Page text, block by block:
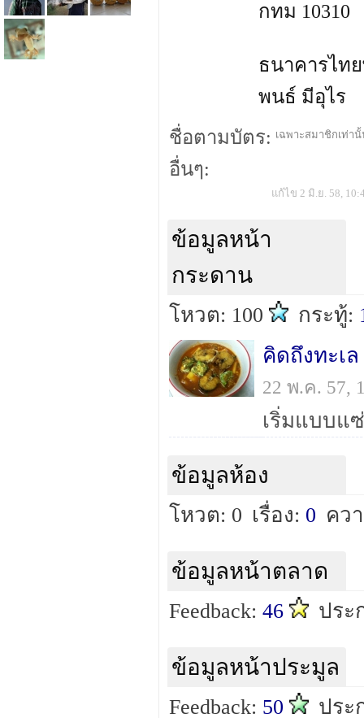
กทม 10310
ธนาคารไท
พนธ์ มีอุไร
ชื่อตามบัตร: เฉพาะสมาชิกเท่า
อื่นๆ:
แก้ไข 2 มิ.ย. 58,
ข้อมูลหน้า
กระดาน
โหวต: 100 กระทู้:
คิดถึงทะเ
22 พ.ค. 57,
เริ่มแบบแ
ข้อมูลห้อง
โหวต: 0 เรื่อง: 0 คว
ข้อมูลหน้าตลาด
Feedback: 46 ปร
ข้อมูลหน้าประมูล
Feedback: 50 ประ